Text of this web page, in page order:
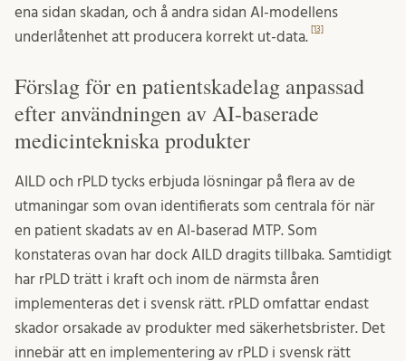
ena sidan skadan, och å andra sidan AI-modellens
underlåtenhet att producera korrekt ut-data.
[13]
Förslag för en patientskadelag anpassad
efter användningen av AI-baserade
medicintekniska produkter
AILD och rPLD tycks erbjuda lösningar på flera av de
utmaningar som ovan identifierats som centrala för när
en patient skadats av en AI-baserad MTP. Som
konstateras ovan har dock AILD dragits tillbaka. Samtidigt
har rPLD trätt i kraft och inom de närmsta åren
implementeras det i svensk rätt. rPLD omfattar endast
skador orsakade av produkter med säkerhetsbrister. Det
innebär att en implementering av rPLD i svensk rätt